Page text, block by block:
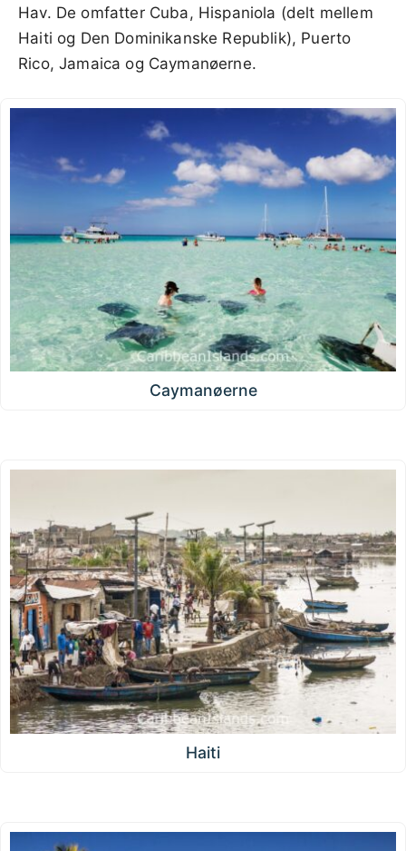
Hav. De omfatter Cuba, Hispaniola (delt mellem
Haiti og Den Dominikanske Republik), Puerto
Rico, Jamaica og Caymanøerne.
Caymanøerne
Haiti